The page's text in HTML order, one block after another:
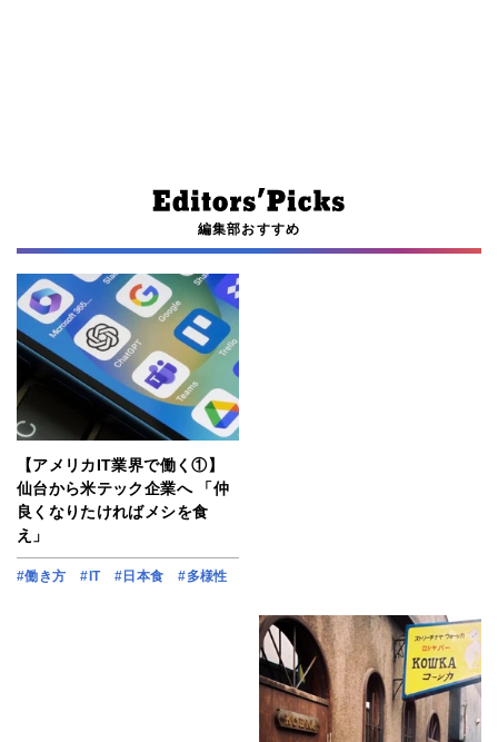
編集部おすすめ
【アメリカIT業界で働く①】
仙台から米テック企業へ 「仲
良くなりたければメシを食
え」
#働き方 #IT #日本食 #多様性